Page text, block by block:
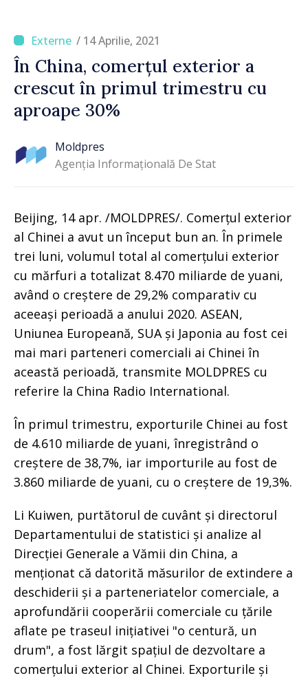
/ 14 Aprilie, 2021
În China, comerțul exterior a
crescut în primul trimestru cu
aproape 30%
Moldpres
Agenția Informațională De Stat
Beijing, 14 apr. /MOLDPRES/. Comerțul exterior
al Chinei a avut un început bun an. În primele
trei luni, volumul total al comerțului exterior
cu mărfuri a totalizat 8.470 miliarde de yuani,
având o creștere de 29,2% comparativ cu
aceeași perioadă a anului 2020. ASEAN,
Uniunea Europeană, SUA și Japonia au fost cei
mai mari parteneri comerciali ai Chinei în
această perioadă, transmite MOLDPRES cu
referire la China Radio International.
În primul trimestru, exporturile Chinei au fost
de 4.610 miliarde de yuani, înregistrând o
creștere de 38,7%, iar importurile au fost de
3.860 miliarde de yuani, cu o creștere de 19,3%.
Li Kuiwen, purtătorul de cuvânt și directorul
Departamentului de statistici și analize al
Direcției Generale a Vămii din China, a
menționat că datorită măsurilor de extindere a
deschiderii și a parteneriatelor comerciale, a
aprofundării cooperării comerciale cu țările
aflate pe traseul inițiativei "o centură, un
drum", a fost lărgit spațiul de dezvoltare a
comerțului exterior al Chinei. Exporturile și